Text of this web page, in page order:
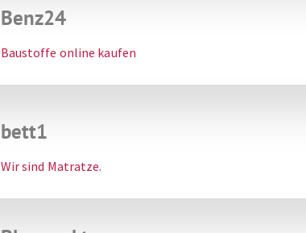
Benz24
Baustoffe online kaufen
bett1
Wir sind Matratze.